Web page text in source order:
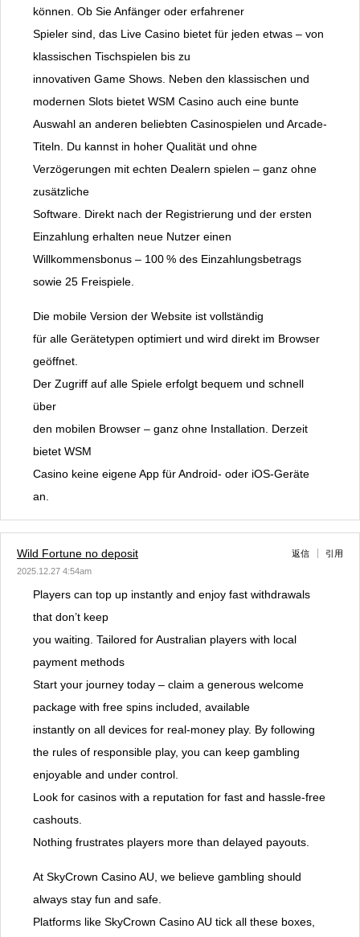
können. Ob Sie Anfänger oder erfahrener
Spieler sind, das Live Casino bietet für jeden etwas – von
klassischen Tischspielen bis zu
innovativen Game Shows. Neben den klassischen und
modernen Slots bietet WSM Casino auch eine bunte
Auswahl an anderen beliebten Casinospielen und Arcade-
Titeln. Du kannst in hoher Qualität und ohne
Verzögerungen mit echten Dealern spielen – ganz ohne
zusätzliche
Software. Direkt nach der Registrierung und der ersten
Einzahlung erhalten neue Nutzer einen
Willkommensbonus – 100 % des Einzahlungsbetrags
sowie 25 Freispiele.
Die mobile Version der Website ist vollständig
für alle Gerätetypen optimiert und wird direkt im Browser
geöffnet.
Der Zugriff auf alle Spiele erfolgt bequem und schnell
über
den mobilen Browser – ganz ohne Installation. Derzeit
bietet WSM
Casino keine eigene App für Android- oder iOS-Geräte
an.
Wild Fortune no deposit
2025.12.27 4:54am
返信 引用
Players can top up instantly and enjoy fast withdrawals
that don’t keep
you waiting. Tailored for Australian players with local
payment methods
Start your journey today – claim a generous welcome
package with free spins included, available
instantly on all devices for real-money play. By following
the rules of responsible play, you can keep gambling
enjoyable and under control.
Look for casinos with a reputation for fast and hassle-free
cashouts.
Nothing frustrates players more than delayed payouts.
At SkyCrown Casino AU, we believe gambling should
always stay fun and safe.
Platforms like SkyCrown Casino AU tick all these boxes,